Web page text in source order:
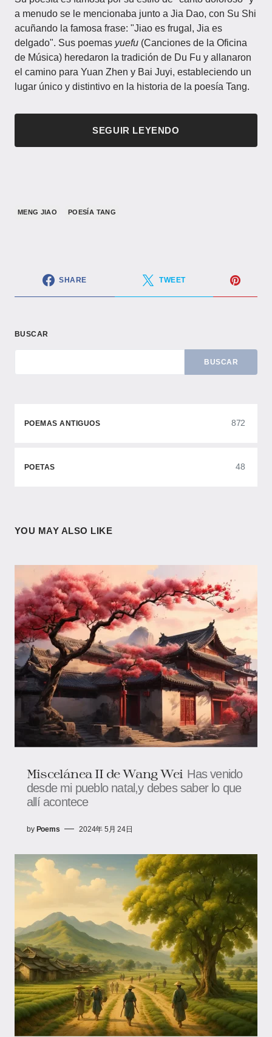
a menudo se le mencionaba junto a Jia Dao, con Su Shi
acuñando la famosa frase: "Jiao es frugal, Jia es
delgado". Sus poemas yuefu (Canciones de la Oficina
de Música) heredaron la tradición de Du Fu y allanaron
el camino para Yuan Zhen y Bai Juyi, estableciendo un
lugar único y distintivo en la historia de la poesía Tang.
SEGUIR LEYENDO
MENG JIAO POESÍA TANG
SHARE TWEET
BUSCAR
BUSCAR
POEMAS ANTIGUOS 872
POETAS 48
YOU MAY ALSO LIKE
Miscelánea II de Wang Wei Has venido
desde mi pueblo natal,y debes saber lo que
allí acontece
by Poems 2024年 5月 24日